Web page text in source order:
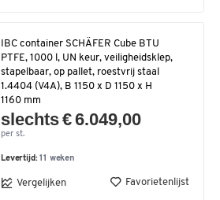
IBC container SCHÄFER Cube BTU
PTFE, 1000 l, UN keur, veiligheidsklep,
stapelbaar, op pallet, roestvrij staal
1.4404 (V4A), B 1150 x D 1150 x H
1160 mm
slechts € 6.049,00
per st.
Levertijd:11 weken
Vergelijken Favorietenlijst